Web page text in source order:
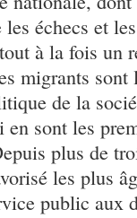
échecs et
à la fois un
migrants sont
de la
sont les
plus de
les plus
public aux